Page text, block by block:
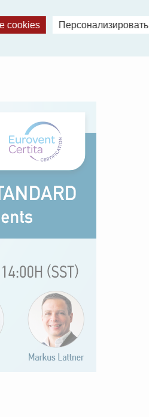
воздуха
cookies Персонализировать